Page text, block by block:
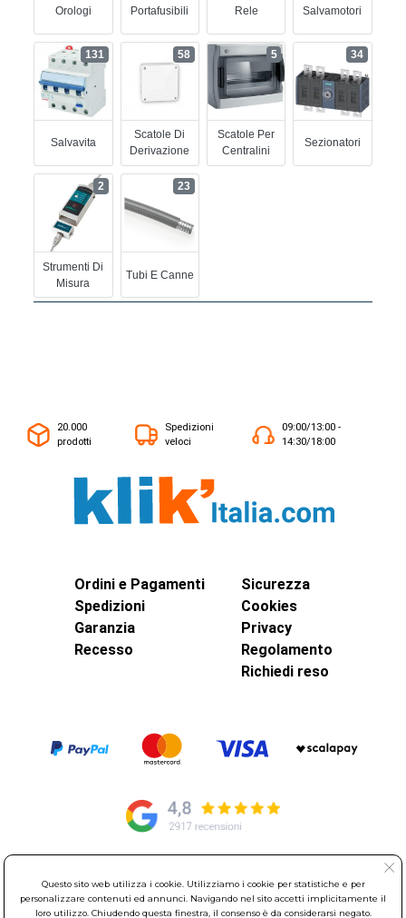
Orologi Portafusibili Rele Salvamotori
Salvavita
131
Scatole Di
Derivazione
58
Scatole Per
Centralini
5
Sezionatori
34
Strumenti Di
Misura
2
Tubi E Canne
23
20.000
prodotti
Spedizioni
veloci
09:00/13:00 -
14:30/18:00
Ordini e Pagamenti
Spedizioni
Garanzia
Recesso
Sicurezza
Cookies
Privacy
Regolamento
Richiedi reso
© Elettroservice Spa - Sede Legale: Via Leonardo da Vinci, 40 -
00015 Monterotondo Scalo (RM)
Questo sito web utilizza i cookie. Utilizziamo i cookie per statistiche e per
personalizzare contenuti ed annunci. Navigando nel sito accetti implicitamente il
loro utilizzo. Chiudendo questa finestra, il consenso è da considerarsi negato.